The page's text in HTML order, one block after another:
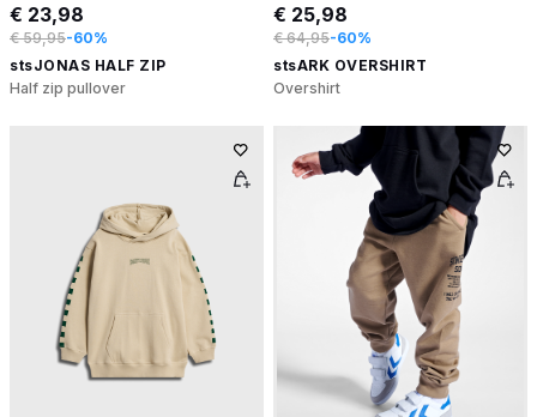
€ 23,98
€ 59,95-60%
stsJONAS HALF ZIP
Half zip pullover
€ 25,98
€ 64,95-60%
stsARK OVERSHIRT
Overshirt